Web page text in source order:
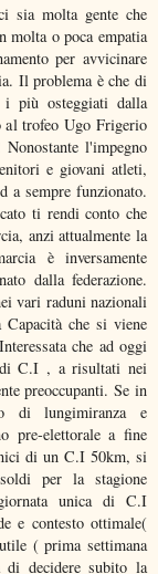
sia molta gente che
molta o poca empatia
per avvicinare
Il problema è che di
più osteggiati dalla
al trofeo Ugo Frigerio
l'impegno
e giovani atleti,
a sempre funzionato.
ti rendi conto che
anzi attualmente la
è inversamente
dalla federazione.
vari raduni nazionali
che si viene
che ad oggi
C.I , a risultati nei
preoccupanti. Se in
di lungimiranza e
pre-elettorale a fine
di un C.I 50km, si
per la stagione
unica di C.I
e contesto ottimale(
( prima settimana
di decidere subito la